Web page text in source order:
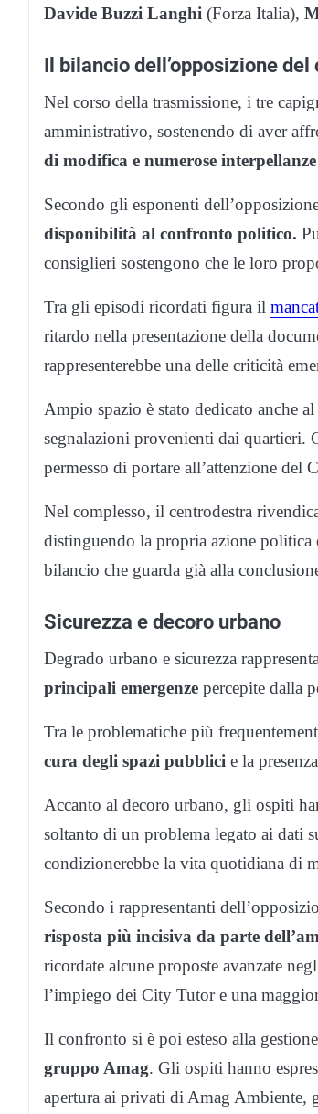
Davide Buzzi Langhi (Forza Italia),
Il bilancio dell’opposizione
Nel corso della trasmissione, i tre
amministrativo, sostenendo di aver
di modifica e numerose interpellanze
Secondo gli esponenti
disponibilità al confronto politico.
consiglieri sostengono che le loro
Tra gli episodi ricordati figura il
ritardo nella presentazione della
rappresenterebbe una delle criticità
Ampio spazio è stato dedicato anche al
segnalazioni provenienti dai quartieri.
permesso di portare all’attenzione del
Nel complesso, il centrodestra
distinguendo la propria azione
bilancio che guarda già alla
Sicurezza e decoro urbano
Degrado urbano e sicurezza
principali emergenze percepite dalla
Tra le problematiche più
cura degli spazi pubblici e la
Accanto al decoro urbano, gli ospiti
soltanto di un problema legato ai dati
condizionerebbe la vita quotidiana di
Secondo i rappresentanti
risposta più incisiva da parte
ricordate alcune proposte avanzate
l’impiego dei City Tutor e una
Il confronto si è poi esteso alla
gruppo Amag. Gli ospiti hanno
apertura ai privati di Amag